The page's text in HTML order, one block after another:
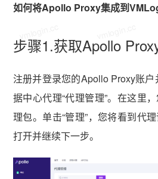
如何将Apollo Proxy集成到
步骤1.获取Apollo
注册并登录您的Apollo Proxy账
据中心代理“代理管理”。在这里
理包。单击“管理”，您将看到代
打开并继续下一步。